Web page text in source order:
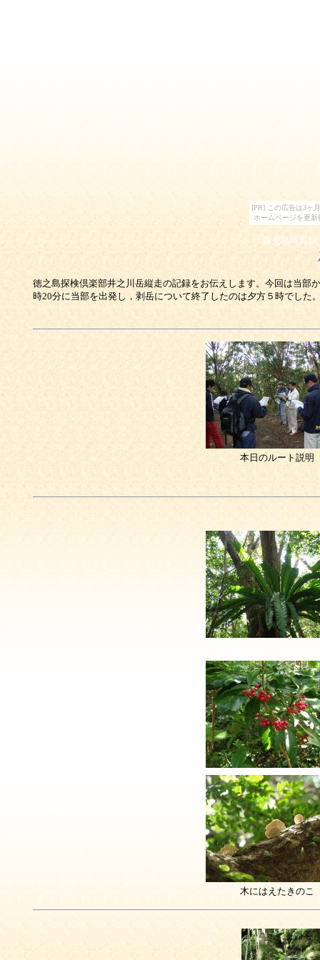
[PR] この広告は3ヶ
ホームページを更
鹿児島写真
徳之島探検倶楽部井之川岳縦走の記録をお伝えします。今回は当部
時20分に当部を出発し，剥岳について終了したのは夕方５時でし
本日のルート説明
木にはえたきのこ